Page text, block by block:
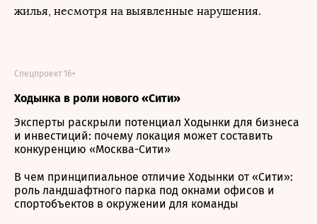
жилья, несмотря на выявленные нарушения.
Ходынка в роли нового «Сити»
Спецпроект 16+
Эксперты раскрыли потенциал Ходынки для бизнеса
и инвестиций: почему локация может составить
конкуренцию «Москва-Сити»
В чем принципиальное отличие Ходынки от «Сити»:
роль ландшафтного парка под окнами офисов и
спортобъектов в окружении для команды